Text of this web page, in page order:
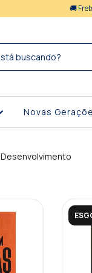
🚚
Novas
Desenvolvimento